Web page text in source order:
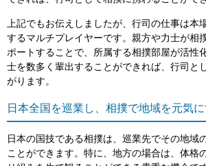
上記でもお伝えしましたが、行司の仕事は本
するマルチプレイヤーです。親方や力士が相
ポートすることで、所属する相撲部屋が活性
士を数多く輩出することができれば、行司と
がります。
日本全国を巡業し、相撲で地域を元気
日本の国技である相撲は、巡業先でその地域
ことができます。特に、地方の場合は、体格